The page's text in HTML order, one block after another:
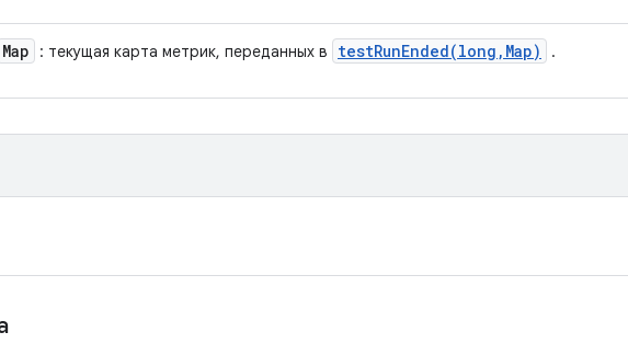
Map : текущая карта метрик, переданных в testRunEnded(long , Map) .